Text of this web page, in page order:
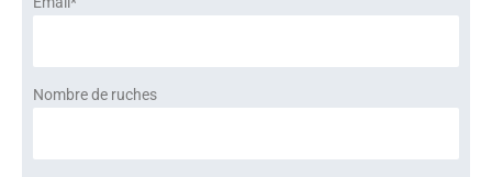
Nombre de ruches